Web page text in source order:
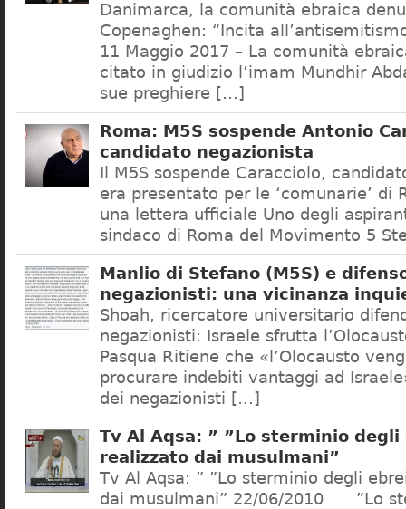
Danimarca, la comunità ebraica
Copenaghen: “Incita
11 Maggio 2017 – La comunità
citato in giudizio l’imam Mundhir
sue preghiere […]
Roma: M5S sospende Antonio
candidato negazionista
Il M5S sospende Caracciolo,
era presentato per le ‘comunarie’ di
una lettera ufficiale Uno degli
sindaco di Roma del Movimento 5
Manlio di Stefano (M5S) e
negazionisti: una vicinanza
Shoah, ricercatore universitario
negazionisti: Israele sfrutta
Pasqua Ritiene che «l’Olocausto
procurare indebiti vantaggi ad
dei negazionisti […]
Tv Al Aqsa: ” ”Lo sterminio degli
realizzato dai musulmani”
Tv Al Aqsa: ” ”Lo sterminio degli
dai musulmani” 22/06/2010 ”Lo